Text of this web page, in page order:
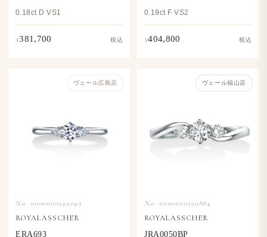
0.18ct D VS1
¥381,700 税込
0.19ct F VS2
¥404,800 税込
ヴェール​広島店
No. 0000000540049
ROYALASSCHER
ERA693
ヴェール福山店
No. 0000000590884
ROYALASSCHER
JRA0050BP